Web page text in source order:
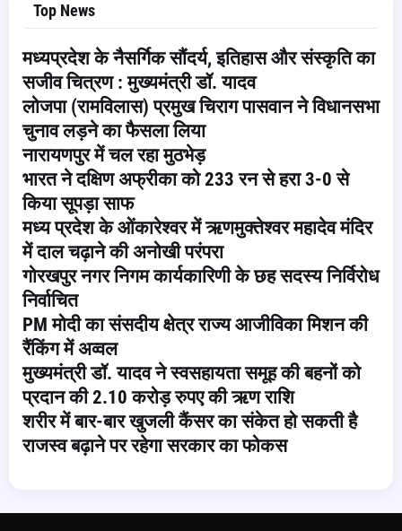
Top News
मध्यप्रदेश के नैसर्गिक सौंदर्य, इतिहास और संस्कृति का
सजीव चित्रण : मुख्यमंत्री डॉ. यादव
लोजपा (रामविलास) प्रमुख चिराग पासवान ने विधानसभा
चुनाव लड़ने का फैसला लिया
नारायणपुर में चल रहा मुठभेड़
भारत ने दक्षिण अफ्रीका को 233 रन से हरा 3-0 से
किया सूपड़ा साफ
मध्य प्रदेश के ओंकारेश्वर में ऋणमुक्तेश्वर महादेव मंदिर
में दाल चढ़ाने की अनोखी परंपरा
गोरखपुर नगर निगम कार्यकारिणी के छह सदस्य निर्विरोध
निर्वाचित
PM मोदी का संसदीय क्षेत्र राज्य आजीविका मिशन की
रैंकिंग में अव्वल
मुख्यमंत्री डॉ. यादव ने स्वसहायता समूह की बहनों को
प्रदान की 2.10 करोड़ रुपए की ऋण राशि
शरीर में बार-बार खुजली कैंसर का संकेत हो सकती है
राजस्व बढ़ाने पर रहेगा सरकार का फोकस